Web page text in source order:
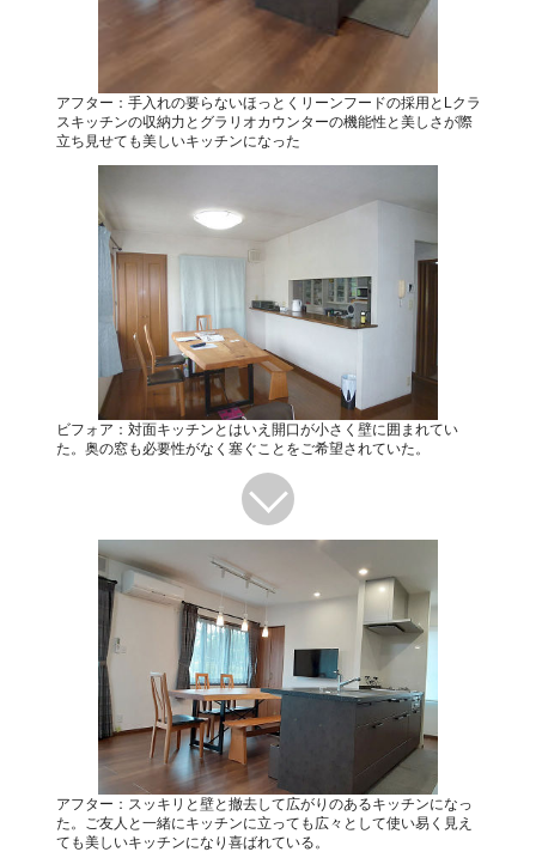
アフター：手入れの要らないほっとくリーンフードの採用とLクラ
スキッチンの収納力とグラリオカウンターの機能性と美しさが際
立ち見せても美しいキッチンになった
ビフォア：対面キッチンとはいえ開口が小さく壁に囲まれてい
た。奥の窓も必要性がなく塞ぐことをご希望されていた。
アフター：スッキリと壁と撤去して広がりのあるキッチンになっ
た。ご友人と一緒にキッチンに立っても広々として使い易く見え
ても美しいキッチンになり喜ばれている。